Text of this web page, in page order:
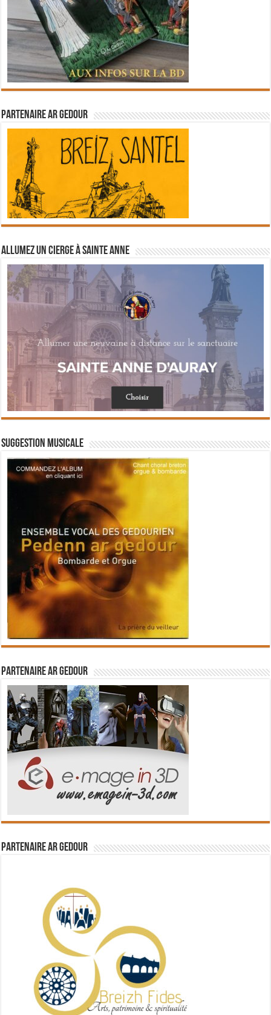
Partenaire Ar Gedour
Allumez un cierge à Sainte Anne
Suggestion musicale
Partenaire Ar Gedour
Partenaire Ar Gedour